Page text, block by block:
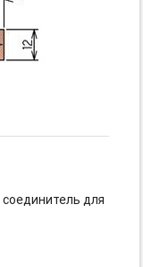
соединитель для